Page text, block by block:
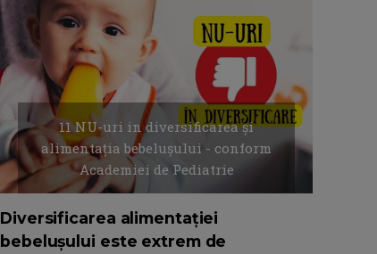
11 NU-uri in diversificarea și
alimentația bebelușului - conform
Academiei de Pediatrie
Diversificarea alimentației
bebelușului este extrem de